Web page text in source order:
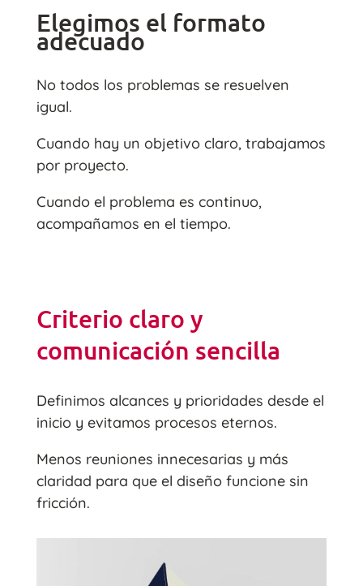
Elegimos el formato
adecuado
No todos los problemas se resuelven
igual.
Cuando hay un objetivo claro, trabajamos
por proyecto.
Cuando el problema es continuo,
acompañamos en el tiempo.
Criterio claro y
comunicación sencilla
Definimos alcances y prioridades desde el
inicio y evitamos procesos eternos.
Menos reuniones innecesarias y más
claridad para que el diseño funcione sin
fricción.